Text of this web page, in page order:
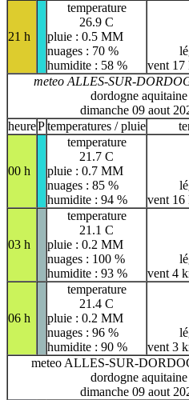
21 h
temperature
26.9 C
pluie : 0.5 MM
nuages : 70 %
humidite : 58 %
vent 17
meteo ALLES-SUR-
dordogne aquitaine
dimanche 09 aout
heurePtemperatures / pluie
00 h
temperature
21.7 C
pluie : 0.7 MM
nuages : 85 %
humidite : 94 %
vent 16
03 h
temperature
21.1 C
pluie : 0.2 MM
nuages : 100 %
humidite : 93 %
vent 4
06 h
temperature
21.4 C
pluie : 0.2 MM
nuages : 96 %
humidite : 90 %
vent 3
meteo ALLES-SUR-
dordogne aquitaine
dimanche 09 aout